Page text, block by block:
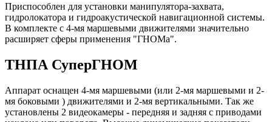
Приспособлен для установки манипулятора-захвата,
гидролокатора и гидроакустической навигационной системы.
В комплекте с 4-мя маршевыми движителями значительно
расширяет сферы применения "ГНОМа".
ТНПА СуперГНОМ
Аппарат оснащен 4-мя маршевыми (или 2-мя маршевыми и 2-
мя боковыми ) движителями и 2-мя вертикальными. Так же
установлены 2 видеокамеры - передняя и задняя с приводами